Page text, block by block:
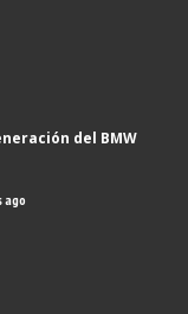
del BMW
ago